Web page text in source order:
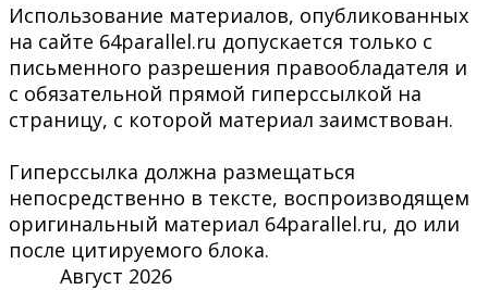
Использование материалов, опубликованных
на сайте 64parallel.ru допускается только с
письменного разрешения правообладателя и
с обязательной прямой гиперссылкой на
страницу, с которой материал заимствован.
Гиперссылка должна размещаться
непосредственно в тексте, воспроизводящем
оригинальный материал 64parallel.ru, до или
после цитируемого блока.
Август 2026